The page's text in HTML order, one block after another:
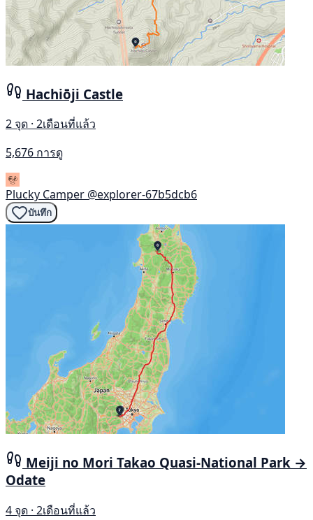
Hachiōji Castle
2 จุด · 2เดือนที่แล้ว
5,676 การดู
Plucky Camper @explorer-67b5dcb6
บันทึก
Meiji no Mori Takao Quasi-National Park →
Odate
4 จุด · 2เดือนที่แล้ว